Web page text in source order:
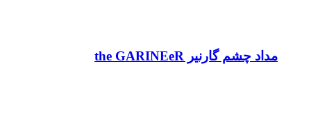
مداد چشم گارنیر the GARINEeR